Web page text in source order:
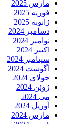
مارس 2025
فوریه 2025
ژانویه 2025
دسامبر 2024
نوامبر 2024
اکتبر 2024
سپتامبر 2024
آگوست 2024
جولای 2024
ژوئن 2024
می 2024
آوریل 2024
مارس 2024